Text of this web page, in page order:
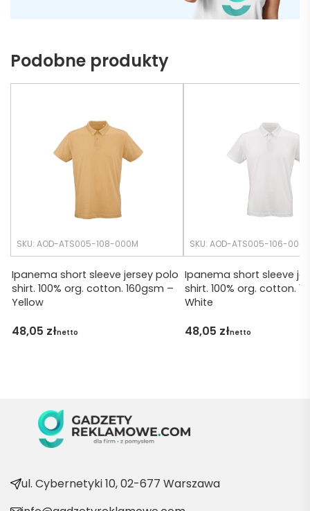
potrz
cji był
krótsz
y niż
zakład
może
nie
późno
zamó
wiłam
wszys
tko się
Dzięku
ję za
obsłu
pani
Podobne produkty
SKU: AOD-ATS005-108-000M
Ipanema short sleeve jersey polo
shirt. 100% org. cotton. 160gsm –
Yellow
48,05 złnetto
SKU: AOD-ATS005-106-
Ipanema short sleeve
shirt. 100% org. cotton.
White
48,05 złnetto
ul. Cybernetyki 10, 02-677 Warszawa